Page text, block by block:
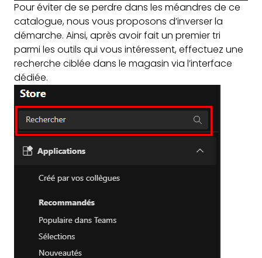
Pour éviter de se perdre dans les méandres de ce
catalogue, nous vous proposons d’inverser la
démarche. Ainsi, après avoir fait un premier tri
parmi les outils qui vous intéressent, effectuez une
recherche ciblée dans le magasin via l’interface
dédiée.